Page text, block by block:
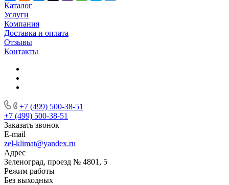
Каталог
Услуги
Компания
Доставка и оплата
Отзывы
Контакты
+7 (499) 500-38-51
+7 (499) 500-38-51
Заказать звонок
E-mail
zel-klimat@yandex.ru
Адрес
Зеленоград, проезд № 4801, 5
Режим работы
Без выходных